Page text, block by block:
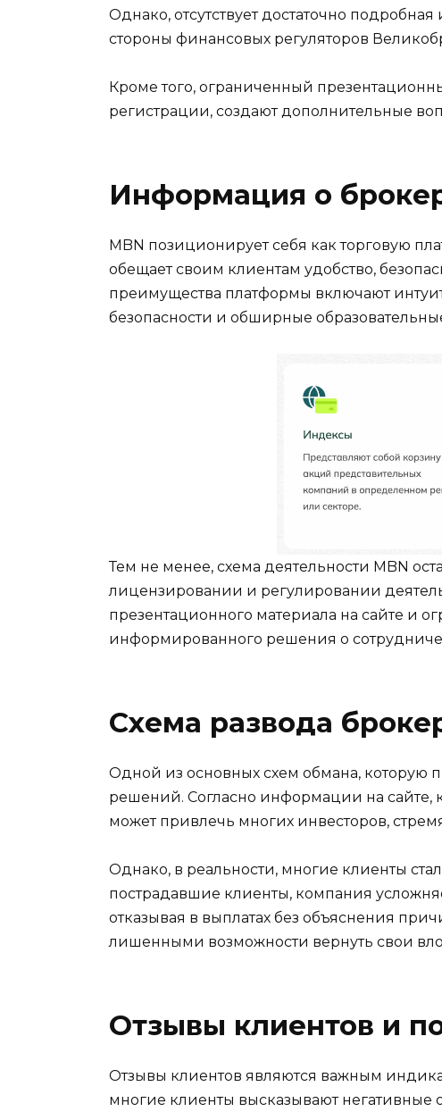
Однако, отсутствует достаточно
стороны финансовых регуляторов
Кроме того, ограниченный
регистрации, создают дополнительные
Информация о
MBN позиционирует себя как торговую
обещает своим клиентам удобство,
преимущества платформы включают
безопасности и обширные
Тем не менее, схема деятельности MBN
лицензировании и регулировании
презентационного материала на сайте и
информированного решения о
Схема развода
Одной из основных схем обмана, которую
решений. Согласно информации на сайте,
может привлечь многих инвесторов,
Однако, в реальности, многие клиенты
пострадавшие клиенты, компания
отказывая в выплатах без объяснения
лишенными возможности вернуть свои
Отзывы клиентов и
Отзывы клиентов являются важным
многие клиенты высказывают негативные